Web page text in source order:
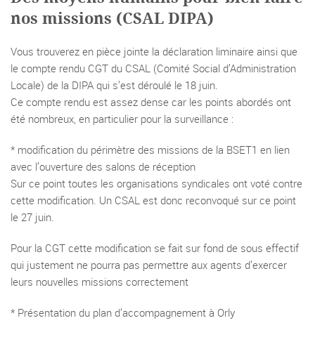
nos missions (CSAL DIPA)
Vous trouverez en pièce jointe la déclaration liminaire ainsi que
le compte rendu CGT du CSAL (Comité Social d’Administration
Locale) de la DIPA qui s’est déroulé le 18 juin.
Ce compte rendu est assez dense car les points abordés ont
été nombreux, en particulier pour la surveillance :
* modification du périmètre des missions de la BSET1 en lien
avec l’ouverture des salons de réception
Sur ce point toutes les organisations syndicales ont voté contre
cette modification. Un CSAL est donc reconvoqué sur ce point
le 27 juin.
Pour la CGT cette modification se fait sur fond de sous effectif
qui justement ne pourra pas permettre aux agents d’exercer
leurs nouvelles missions correctement
* Présentation du plan d’accompagnement à Orly